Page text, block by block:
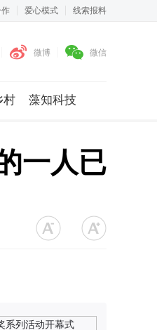
爱心模式 线索报料
微博 微信
村 藻知科技
一人已